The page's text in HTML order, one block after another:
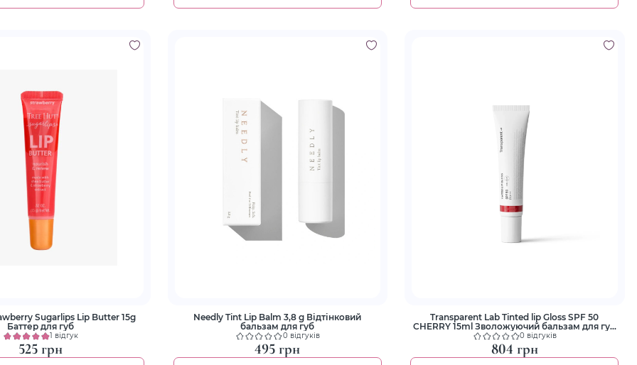
Sugarlips Lip Butter 15g
Баттер для губ
1 відгук
525 грн
Needly Tint Lip Balm 3,8 g Відтінковий
бальзам для губ
0 відгуків
495 грн
Transparent Lab Tinted lip Gloss SPF 50
CHERRY 15ml Зволожуючий бальзам для губ
із SPF 500 відгуків
804 грн